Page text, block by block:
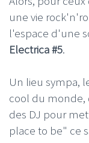
une vie
l'espace d'une
Electrica #5.
Un lieu sympa,
cool du monde,
des DJ pour
place to be" ce